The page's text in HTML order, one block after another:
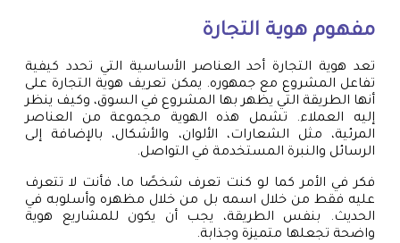
مفهوم هوية التجارة
تعد هوية التجارة أحد العناصر الأساسية التي تحدد كيفية
تفاعل المشروع مع جمهوره. يمكن تعريف هوية التجارة على
أنها الطريقة التي يظهر بها المشروع في السوق، وكيف ينظر
إليه العملاء. تشمل هذه الهوية مجموعة من العناصر
المرئية، مثل الشعارات، الألوان، والأشكال، بالإضافة إلى
الرسائل والنبرة المستخدمة في التواصل.
فكر في الأمر كما لو كنت تعرف شخصًا ما، فأنت لا تتعرف
عليه فقط من خلال اسمه بل من خلال مظهره وأسلوبه في
الحديث. بنفس الطريقة، يجب أن يكون للمشاريع هوية
واضحة تجعلها متميزة وجذابة.